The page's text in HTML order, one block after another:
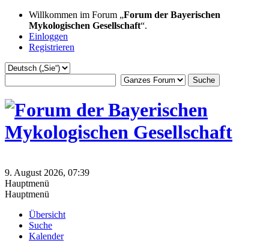
Willkommen im Forum „Forum der Bayerischen
Mykologischen Gesellschaft“.
Einloggen
Registrieren
9. August 2026, 07:39
Hauptmenü
Hauptmenü
Übersicht
Suche
Kalender